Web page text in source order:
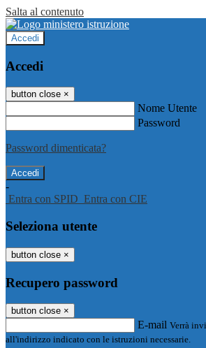
Salta al contenuto
Accedi
Accedi
button close ×
Nome Utente
Password
Password dimenticata?
-
Entra con SPID Entra con CIE
Seleziona utente
button close ×
Recupero password
button close ×
E-mail Verrà
all'indirizzo indicato con le istruzioni necessarie.